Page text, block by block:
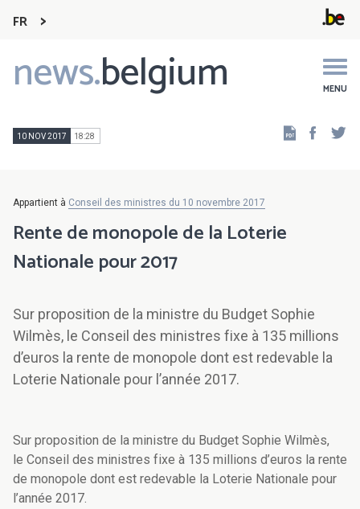
FR
news.belgium MENU
Main
navigation
10 NOV 2017 18:28
Appartient à Conseil des ministres du 10 novembre 2017
Rente de monopole de la Loterie
Nationale pour 2017
Sur proposition de la ministre du Budget Sophie
Wilmès, le Conseil des ministres fixe à 135 millions
d’euros la rente de monopole dont est redevable la
Loterie Nationale pour l’année 2017.
Sur proposition de la ministre du Budget Sophie Wilmès,
le Conseil des ministres fixe à 135 millions d’euros la rente
de monopole dont est redevable la Loterie Nationale pour
l’année 2017.